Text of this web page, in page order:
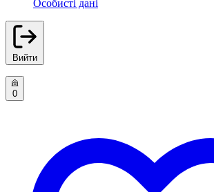
Особисті дані
Вийти
0